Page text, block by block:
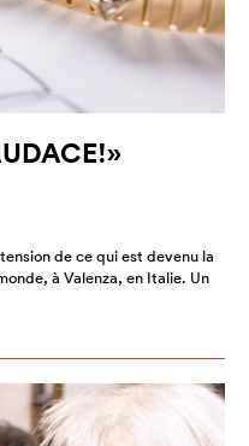
de ce qui est devenu la
à Valenza, en Italie. Un